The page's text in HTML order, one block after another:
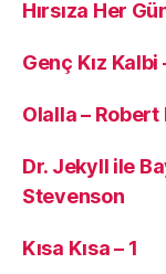
Hırsıza Her
Genç Kız
Olalla –
Dr. Jekyll ile
Stevenson
Kısa Kısa – 1